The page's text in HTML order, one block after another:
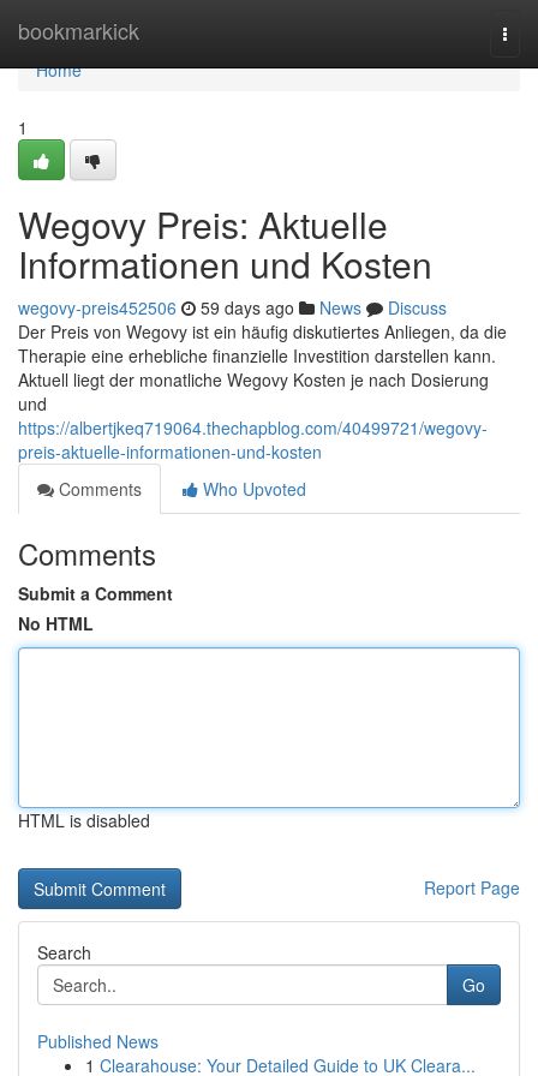
bookmarkick
Home
Home
1
Wegovy Preis: Aktuelle
Informationen und Kosten
wegovy-preis452506 59 days ago News
Discuss
Der Preis von Wegovy ist ein häufig diskutiertes Anliegen, da die
Therapie eine erhebliche finanzielle Investition darstellen kann.
Aktuell liegt der monatliche Wegovy Kosten je nach Dosierung
und
https://albertjkeq719064.thechapblog.com/40499721/wegovy-
preis-aktuelle-informationen-und-kosten
Comments
Who Upvoted
Comments
Submit a Comment
No HTML
HTML is disabled
Report Page
Search
Go
Published News
1 Clearahouse: Your Detailed Guide to UK Cleara...